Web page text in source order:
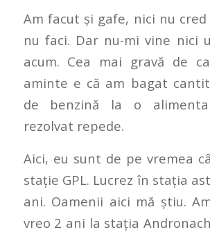
Am facut și gafe, nici nu cred
nu faci. Dar nu-mi vine nici
acum. Cea mai gravă de
aminte e că am bagat
de benzină la o
rezolvat repede.
Aici, eu sunt de pe vremea
stație GPL. Lucrez în stația
ani. Oamenii aici mă știu.
vreo 2 ani la stația